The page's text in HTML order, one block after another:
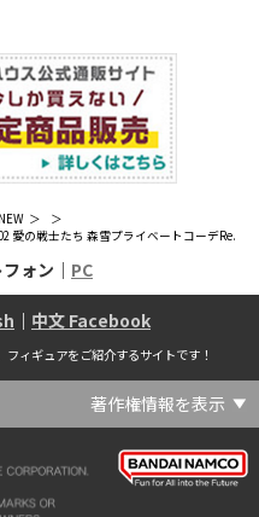
愛の戦士たち 森雪プライベートコーデRe.
ォン｜ PC
｜ 中文 Facebook
ィギュアをご紹介するサイトです！
著作権情報を表示